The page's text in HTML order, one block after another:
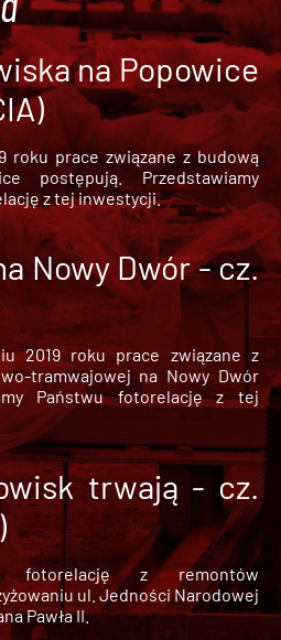
na Popowice
roku prace związane z budową
postępują. Przedstawiamy
z tej inwestycji.
Nowy Dwór - cz.
2019 roku prace związane z
tramwajowej na Nowy Dwór
Państwu fotorelację z tej
trwają - cz.
fotorelację z remontów
ul. Jedności Narodowej
Pawła II.